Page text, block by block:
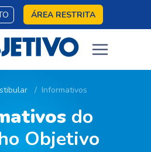
ÁREA RESTRITA
Informativos
do
Objetivo